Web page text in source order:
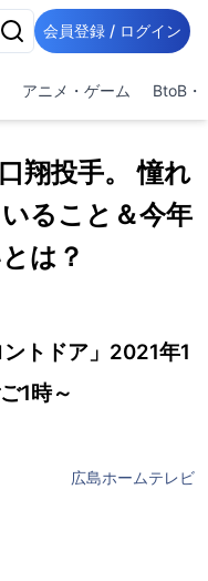
会員登録 / ログイン
アニメ・ゲーム BtoB・
翔投手。 憧れ
ること＆今年
は？
トドア」2021年1
1時～
広島ホームテレビ